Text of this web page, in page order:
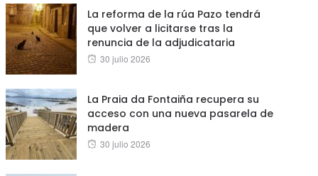
La reforma de la rúa Pazo tendrá
que volver a licitarse tras la
renuncia de la adjudicataria
Posted
30 julio 2026
La Praia da Fontaiña recupera su
acceso con una nueva pasarela de
madera
Posted
30 julio 2026